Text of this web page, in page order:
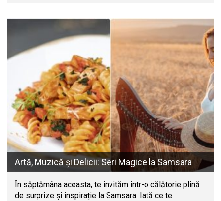
Artă, Muzică și Delicii: Seri Magice la Samsara
În săptămâna aceasta, te invităm într-o călătorie plină
de surprize și inspirație la Samsara. Iată ce te